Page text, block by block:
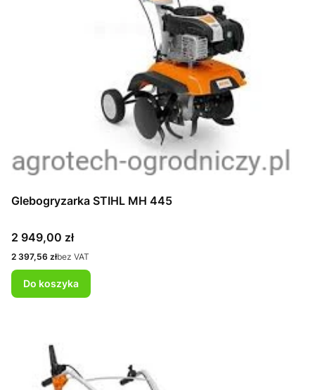
Glebogryzarka STIHL MH 445
Cena
2 949,00 zł
Cena
2 397,56 złbez VAT
Do koszyka